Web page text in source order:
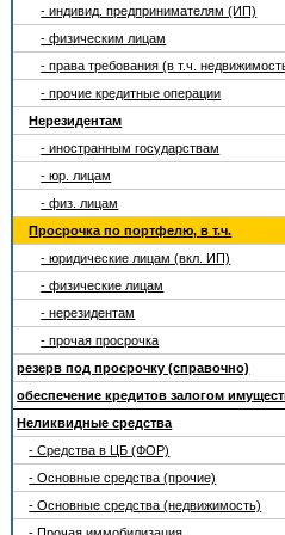
- индивид. предпринимателям (ИП)
- физическим лицам
- права требования (в т.ч.
- прочие кредитные операции
Нерезидентам
- иностранным государствам
- юр. лицам
- физ. лицам
Просрочка по портфелю, в т.ч.
- юридические лицам (вкл. ИП)
- физические лицам
- нерезидентам
- прочая просрочка
резерв под просрочку (справочно)
обеспечение кредитов залогом
Неликвидные средства
- Средства в ЦБ (ФОР)
- Основные средства (прочие)
- Основные средства (недвижимость)